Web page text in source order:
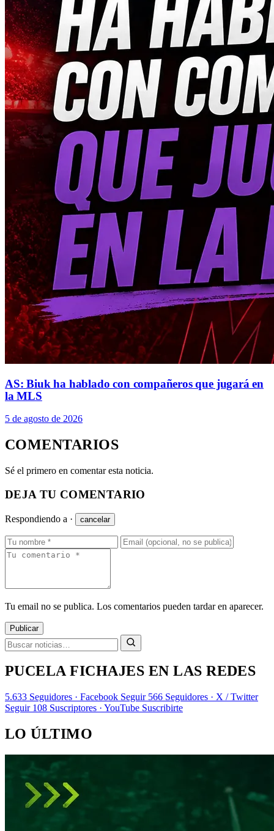
AS: Biuk ha hablado con compañeros que jugará en
la MLS
5 de agosto de 2026
COMENTARIOS
Sé el primero en comentar esta noticia.
DEJA TU COMENTARIO
Respondiendo a · cancelar
Tu email no se publica. Los comentarios pueden tardar en aparecer.
Publicar
PUCELA FICHAJES EN LAS REDES
5.633 Seguidores · Facebook Seguir 566 Seguidores · X / Twitter
Seguir 108 Suscriptores · YouTube Suscribirte
LO ÚLTIMO